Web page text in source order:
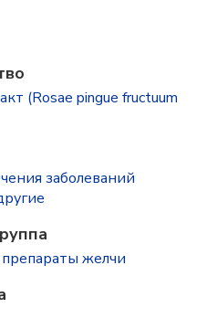
(Rosae pingue fructuum
заболеваний
желчи